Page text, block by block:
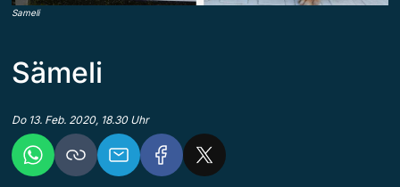
Sameli
Sämeli
Do 13. Feb. 2020, 18.30 Uhr